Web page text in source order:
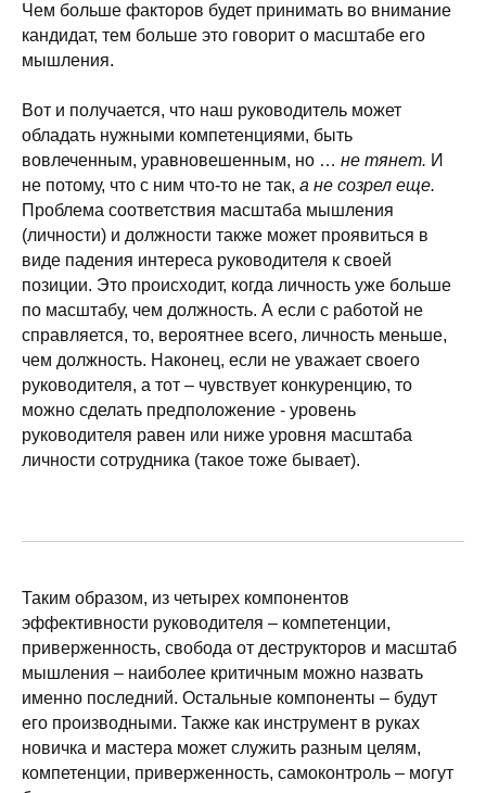
Чем больше факторов будет принимать во внимание
кандидат, тем больше это говорит о масштабе его
мышления.
Вот и получается, что наш руководитель может
обладать нужными компетенциями, быть
вовлеченным, уравновешенным, но … не тянет. И
не потому, что с ним что-то не так, а не созрел еще.
Проблема соответствия масштаба мышления
(личности) и должности также может проявиться в
виде падения интереса руководителя к своей
позиции. Это происходит, когда личность уже больше
по масштабу, чем должность. А если с работой не
справляется, то, вероятнее всего, личность меньше,
чем должность. Наконец, если не уважает своего
руководителя, а тот – чувствует конкуренцию, то
можно сделать предположение - уровень
руководителя равен или ниже уровня масштаба
личности сотрудника (такое тоже бывает).
Таким образом, из четырех компонентов
эффективности руководителя – компетенции,
приверженность, свобода от деструкторов и масштаб
мышления – наиболее критичным можно назвать
именно последний. Остальные компоненты – будут
его производными. Также как инструмент в руках
новичка и мастера может служить разным целям,
компетенции, приверженность, самоконтроль – могут